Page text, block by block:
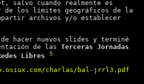
salvo cuando realmente es
de los límites geográficos de la
archivos y/o establecer
hacer nuevos slides y terminé
de las Terceras Jornadas
Libres
5
charlas/bal-jrrl3.pdf